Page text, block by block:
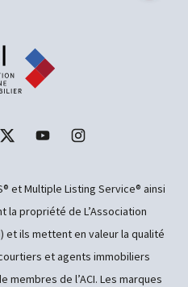
et Multiple Listing Service® ainsi
la propriété de L’Association
et ils mettent en valeur la qualité
et agents immobiliers
de l’ACI. Les marques